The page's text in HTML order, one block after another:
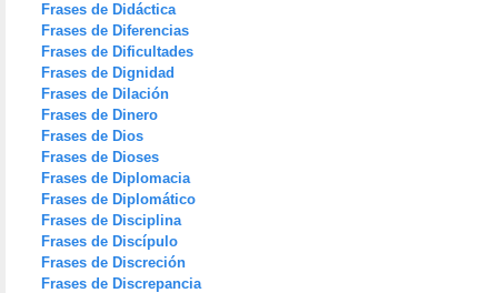
Frases de Didáctica
Frases de Diferencias
Frases de Dificultades
Frases de Dignidad
Frases de Dilación
Frases de Dinero
Frases de Dios
Frases de Dioses
Frases de Diplomacia
Frases de Diplomático
Frases de Disciplina
Frases de Discípulo
Frases de Discreción
Frases de Discrepancia